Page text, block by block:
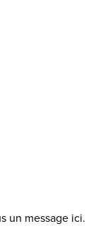
un message ici.